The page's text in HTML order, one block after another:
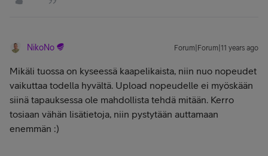
NikoNo Forum|Forum|11 years ago
Mikäli tuossa on kyseessä kaapelikaista, niin nuo nopeudet
vaikuttaa todella hyvältä. Upload nopeudelle ei myöskään
siinä tapauksessa ole mahdollista tehdä mitään. Kerro
tosiaan vähän lisätietoja, niin pystytään auttamaan
enemmän :)